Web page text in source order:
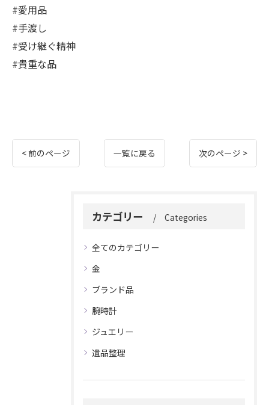
#愛用品
#手渡し
#受け継ぐ精神
#貴重な品
< 前のページ 一覧に戻る 次のページ >
カテゴリー Categories
全てのカテゴリー
金
ブランド品
腕時計
ジュエリー
遺品整理